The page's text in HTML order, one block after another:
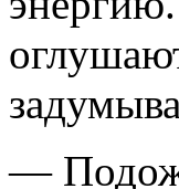
—